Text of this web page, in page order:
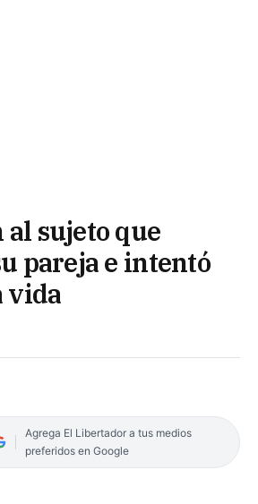
sujeto que
pareja e intentó
vida
Agrega El Libertador a tus medios
preferidos en Google